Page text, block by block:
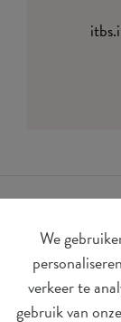
We
verkeer te
gebruik van